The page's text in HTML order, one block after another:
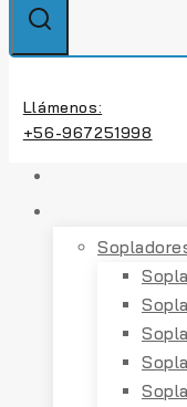
Llámenos:
+56-967251998